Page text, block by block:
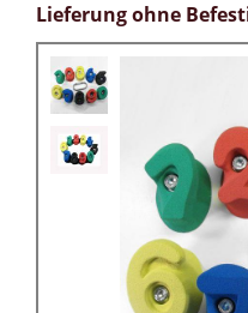
Lieferung ohne